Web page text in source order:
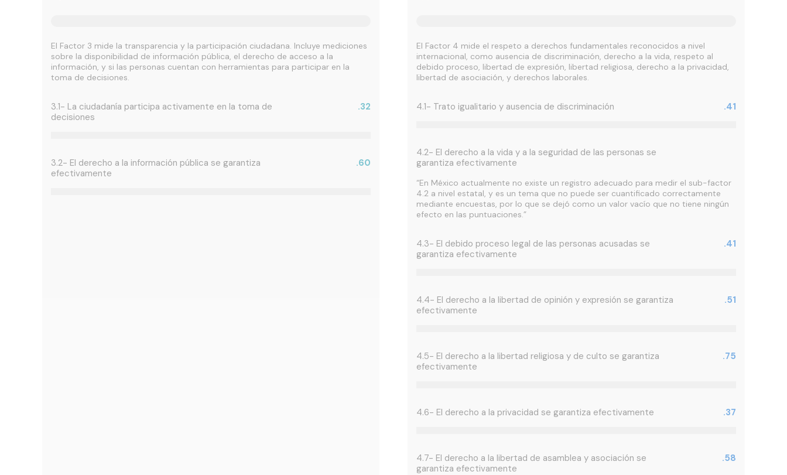
El Factor 3 mide la transparencia y la participación ciudadana. Incluye mediciones
sobre la disponibilidad de información pública, el derecho de acceso a la
información, y si las personas cuentan con herramientas para participar en la
toma de decisiones.
3.1- La ciudadanía participa activamente en la toma de
decisiones
.32
3.2- El derecho a la información pública se garantiza
efectivamente
.60
El Factor 4 mide el respeto a derechos fundamentales reconocidos a nivel
internacional, como ausencia de discriminación, derecho a la vida, respeto al
debido proceso, libertad de expresión, libertad religiosa, derecho a la privacidad,
libertad de asociación, y derechos laborales.
4.1- Trato igualitario y ausencia de discriminación .41
4.2- El derecho a la vida y a la seguridad de las personas se
garantiza efectivamente
“En México actualmente no existe un registro adecuado para medir el sub-factor
4.2 a nivel estatal, y es un tema que no puede ser cuantificado correctamente
mediante encuestas, por lo que se dejó como un valor vacío que no tiene ningún
efecto en las puntuaciones.”
4.3- El debido proceso legal de las personas acusadas se
garantiza efectivamente
.41
4.4- El derecho a la libertad de opinión y expresión se garantiza
efectivamente
.51
4.5- El derecho a la libertad religiosa y de culto se garantiza
efectivamente
.75
4.6- El derecho a la privacidad se garantiza efectivamente .37
4.7- El derecho a la libertad de asamblea y asociación se
garantiza efectivamente
.58